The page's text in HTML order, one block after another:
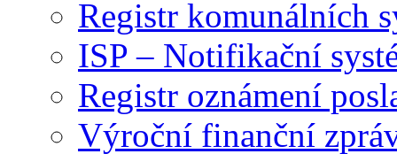
Registr komunálních
ISP – Notifikační
Registr oznámení
Výroční finanční